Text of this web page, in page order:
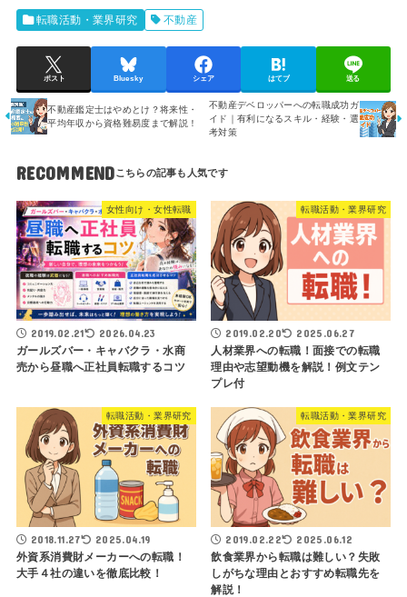
転職活動・業界研究 不動産
ポスト Bluesky シェア はてブ 送る
不動産鑑定士はやめとけ？将来性・
平均年収から資格難易度まで解説！
不動産デベロッパーへの転職成功ガ
イド｜有利になるスキル・経験・選
考対策
RECOMMEND
女性向け・女性転職
2019.02.21 2026.04.23
ガールズバー・キャバクラ・水商
売から昼職へ正社員転職するコツ
転職活動・業界研究
2019.02.20 2025.06.27
人材業界への転職！面接での転職
理由や志望動機を解説！例文テン
プレ付
転職活動・業界研究
2018.11.27 2025.04.19
外資系消費財メーカーへの転職！
大手４社の違いを徹底比較！
転職活動・業界研究
2019.02.22 2025.06.12
飲食業界から転職は難しい？失敗
しがちな理由とおすすめ転職先を
解説！